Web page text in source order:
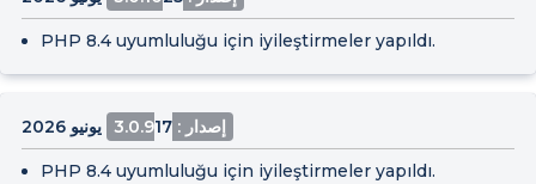
PHP 8.4 uyumluluğu için iyileştirmeler yapıldı.
إصدار : 3.0.9 17 يونيو 2026
PHP 8.4 uyumluluğu için iyileştirmeler yapıldı.